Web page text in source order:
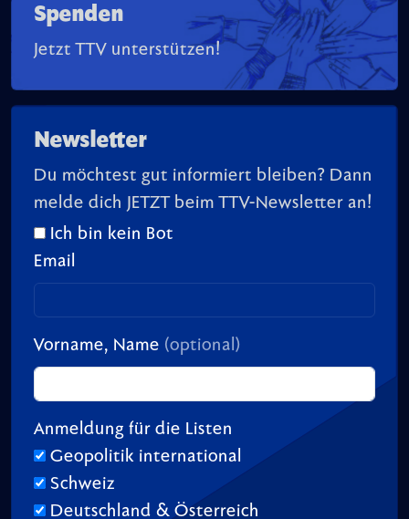
Spenden
Jetzt TTV unterstützen!
Newsletter
Du möchtest gut informiert bleiben? Dann
melde dich JETZT beim TTV-Newsletter an!
Ich bin kein Bot
Email
Vorname, Name (optional)
Anmeldung für die Listen
Geopolitik international
Schweiz
Deutschland & Österreich